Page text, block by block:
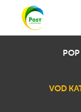
VOD